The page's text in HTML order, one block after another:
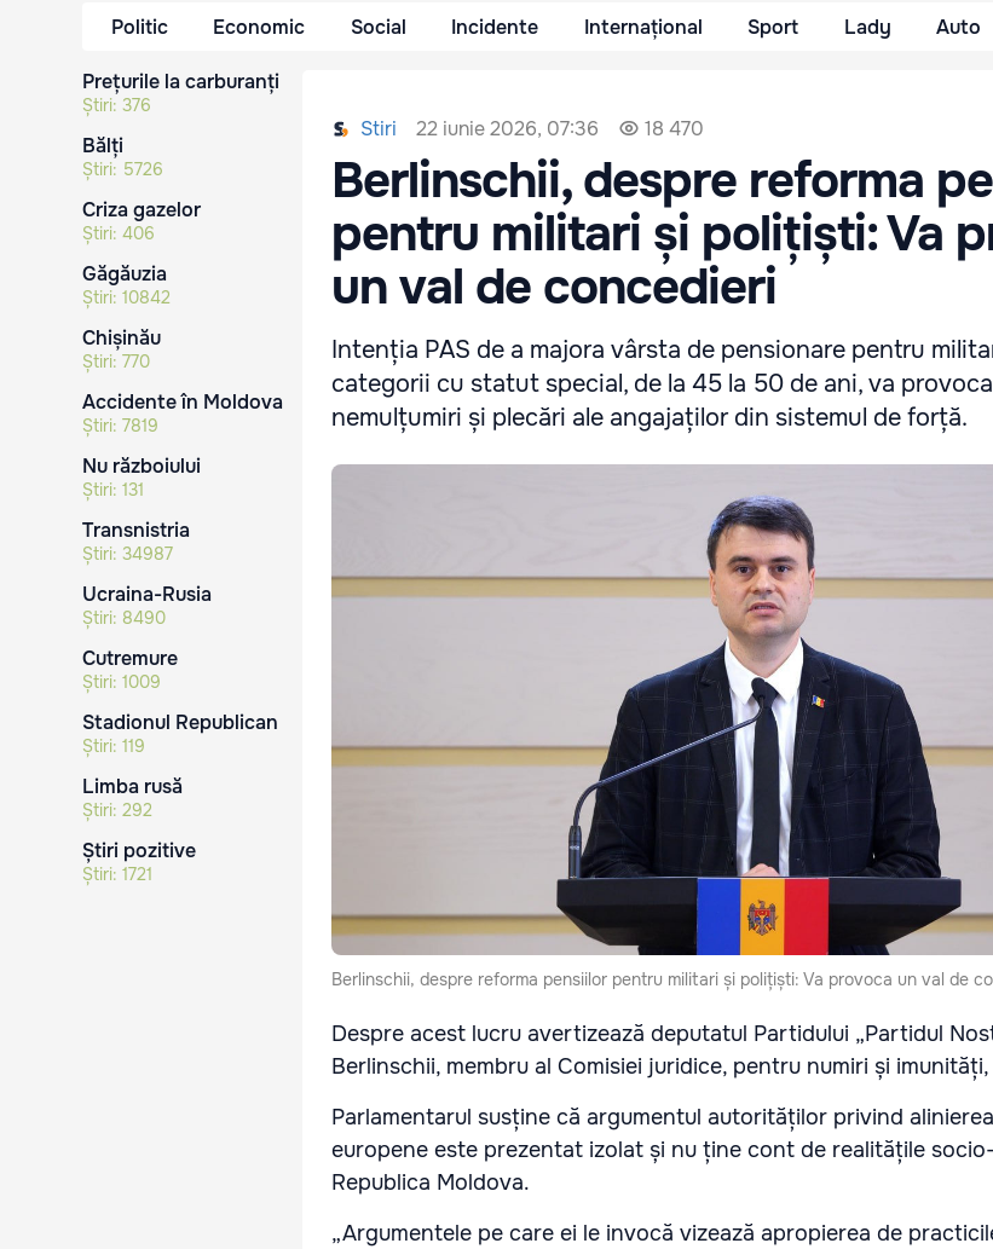
Politic Economic Social Incidente Internațional Sport Lady Auto
Prețurile la carburanți
Știri: 376
Bălți
Știri: 5726
Criza gazelor
Știri: 406
Găgăuzia
Știri: 10842
Chișinău
Știri: 770
Accidente în Moldova
Știri: 7819
Nu războiului
Știri: 131
Transnistria
Știri: 34987
Ucraina-Rusia
Știri: 8490
Cutremure
Știri: 1009
Stadionul Republican
Știri: 119
Limba rusă
Știri: 292
Știri pozitive
Știri: 1721
Stiri 22 iunie 2026, 07:36 18 470
Berlinschii, despre reforma
pentru militari și polițiști: Va
un val de concedieri
Intenția PAS de a majora vârsta de pensionare pentru
categorii cu statut special, de la 45 la 50 de ani, va
nemulțumiri și plecări ale angajaților din sistemul de forță.
Berlinschii, despre reforma pensiilor pentru militari și polițiști: Va provoca un val de
Despre acest lucru avertizează deputatul Partidului „Partidul
Berlinschii, membru al Comisiei juridice, pentru numiri și
Parlamentarul susține că argumentul autorităților privind
europene este prezentat izolat și nu ține cont de realitățile
Republica Moldova.
„Argumentele pe care ei le invocă vizează apropierea de